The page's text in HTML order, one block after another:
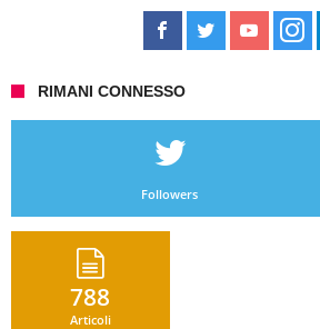
RIMANI CONNESSO
Followers
788
Articoli